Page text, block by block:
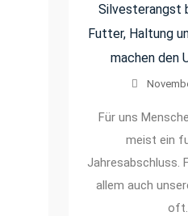
Silvesterangst
Futter, Haltung
machen den
Für uns
meist ein
Jahresabschluss.
allem auch